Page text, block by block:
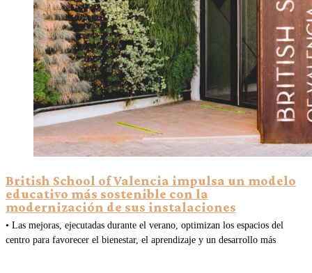
British School of Valencia impulsa un modelo
educativo más sostenible con la
modernización de sus instalaciones
• Las mejoras, ejecutadas durante el verano, optimizan los espacios del
centro para favorecer el bienestar, el aprendizaje y un desarrollo más